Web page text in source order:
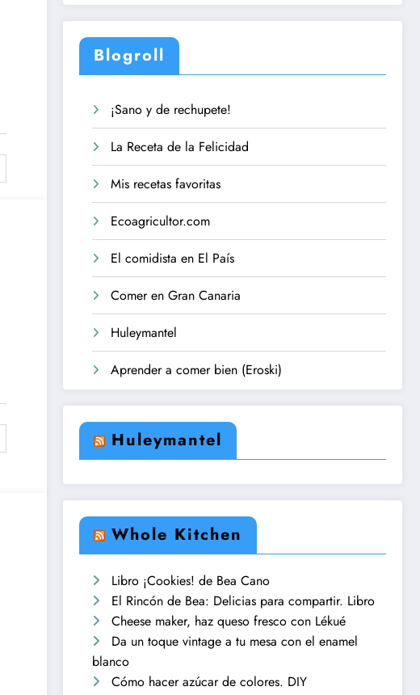
Blogroll
¡Sano y de rechupete!
La Receta de la Felicidad
Mis recetas favoritas
Ecoagricultor.com
El comidista en El País
Comer en Gran Canaria
Huleymantel
Aprender a comer bien (Eroski)
Huleymantel
Whole Kitchen
Libro ¡Cookies! de Bea Cano
El Rincón de Bea: Delicias para compartir. Libro
Cheese maker, haz queso fresco con Lékué
Da un toque vintage a tu mesa con el enamel
blanco
Cómo hacer azúcar de colores. DIY